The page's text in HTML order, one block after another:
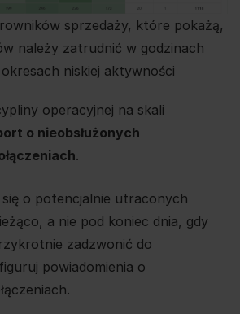
sprzedaży, które pokażą,
należy zatrudnić w godzinach
niskiej aktywności
operacyjnej na skali
o nieobsłużonych
.
o potencjalnie utraconych
a nie pod koniec dnia, gdy
zadzwonić do
powiadomienia o